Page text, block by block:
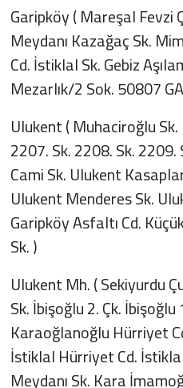
Garipköy ( Mareşal Fevzi
Meydanı Kazağaç Sk.
Cd. İstiklal Sk. Gebiz
Mezarlık/2 Sok. 50807
Ulukent ( Muhaciroğlu
2207. Sk. 2208. Sk.
Cami Sk. Ulukent
Ulukent Menderes Sk.
Garipköy Asfaltı Cd.
Sk. )
Ulukent Mh. ( Sekiyurdu
Sk. İbişoğlu 2. Çk. İbişoğlu
Karaoğlanoğlu Hürriyet
İstiklal Hürriyet Cd.
Meydanı Sk. Kara